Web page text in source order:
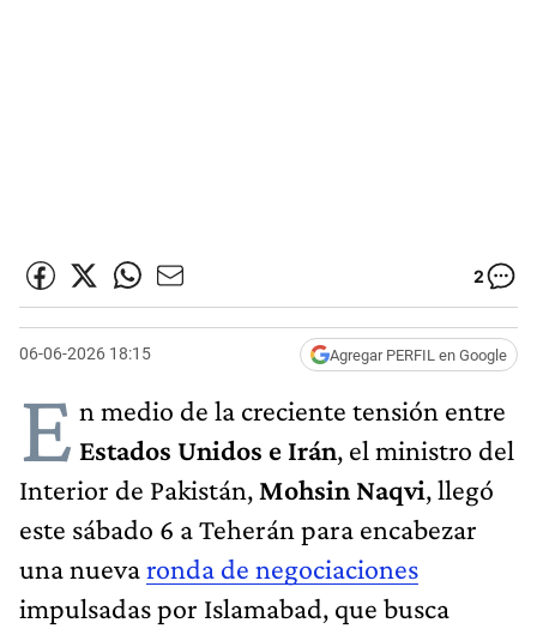
2
06-06-2026 18:15 Agregar PERFIL en Google
E n medio de la creciente tensión entre
Estados Unidos e Irán, el ministro del
Interior de Pakistán, Mohsin Naqvi, llegó
este sábado 6 a Teherán para encabezar
una nuevaronda de negociaciones
impulsadas por Islamabad, que busca